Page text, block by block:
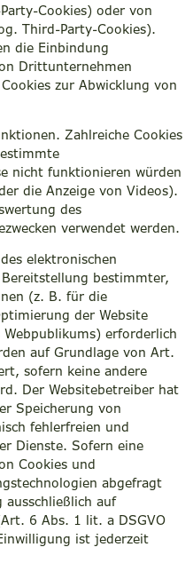
Cookies) oder von
Third-Party-Cookies).
die Einbindung
Drittunternehmen
zur Abwicklung von
Zahlreiche Cookies
nicht funktionieren würden
die Anzeige von Videos).
des
verwendet werden.
elektronischen
bestimmter,
(z. B. für die
der Website
erforderlich
auf Grundlage von Art.
sofern keine andere
Der Websitebetreiber hat
Speicherung von
fehlerfreien und
Dienste. Sofern eine
Cookies und
abgefragt
auf
6 Abs. 1 lit. a DSGVO
ist jederzeit